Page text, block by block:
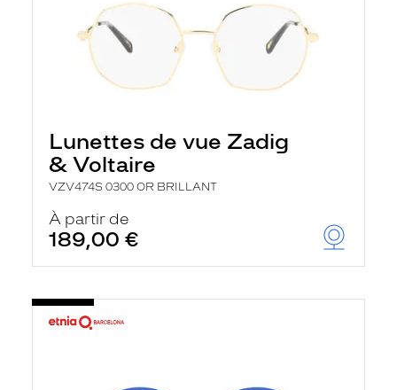
Lunettes de vue Zadig
& Voltaire
VZV474S 0300 OR BRILLANT
À partir de
189,00 €